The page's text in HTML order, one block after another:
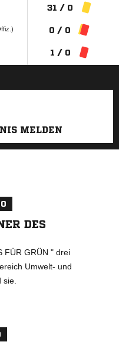
31 / 0
0 / 0
1 / 0
MELDEN
DES
FÜR GRÜN " drei
Umwelt- und